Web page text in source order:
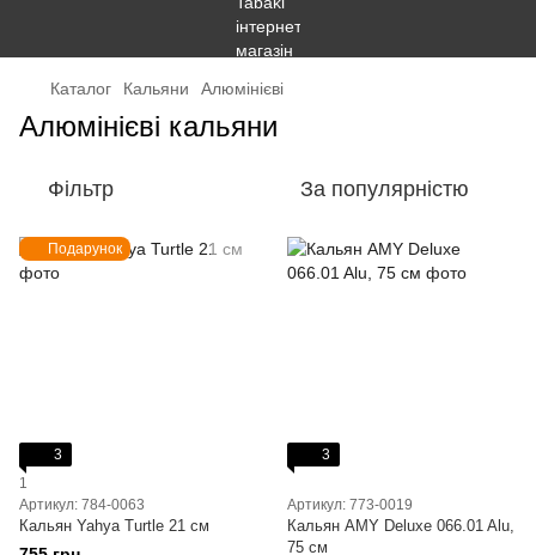
Каталог Кальяни Алюмінієві
Алюмінієві кальяни
Фільтр За популярністю
Подарунок
3
1
Артикул: 784-0063
Кальян Yahya Turtle 21 см
3
Артикул: 773-0019
Кальян AMY Deluxe 066.01 Alu,
75 см